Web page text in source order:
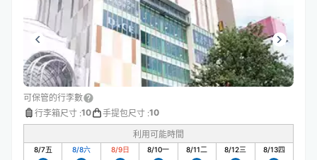
可保管的行李數
行李箱尺寸 :10 手提包尺寸 :10
利用可能時間
8/7五 8/8六 8/9日 8/10一 8/11二 8/12三 8/13四